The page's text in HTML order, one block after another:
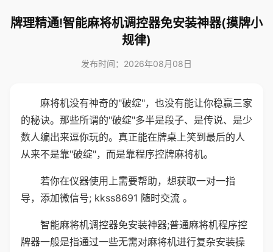
牌理精通!智能麻将机调控器免安装神器(摸牌小
规律)
发布时间：2026年08月08日
麻将机没有神奇的"破绽"，也没有能让你稳赢三家
的秘诀。那些所谓的"破绽"多半是段子、是传说、是少
数人编出来逗你玩的。真正能在牌桌上笑到最后的人
从来不是靠"破绽"，而是靠程序控牌麻将机。
若你在仪器使用上需要帮助，想获取一对一指
导，添加微信号; kkss8691 随时交流 。
智能麻将机调控器免安装神器;普通麻将机程序控
牌器一般是指通过一些无需对麻将机进行复杂安装操